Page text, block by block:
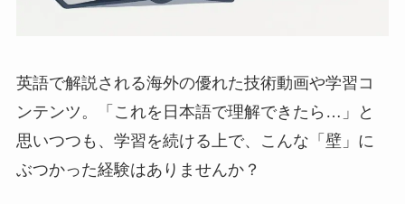
英語で解説される海外の優れた技術動画や学習コ
ンテンツ。「これを日本語で理解できたら…」と
思いつつも、学習を続ける上で、こんな「壁」に
ぶつかった経験はありませんか？